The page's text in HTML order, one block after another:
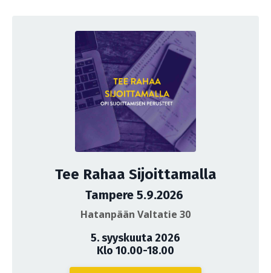
Tee Rahaa Sijoittamalla
Tampere 5.9.2026
Hatanpään Valtatie 30
5. syyskuuta 2026
Klo 10.00-18.00